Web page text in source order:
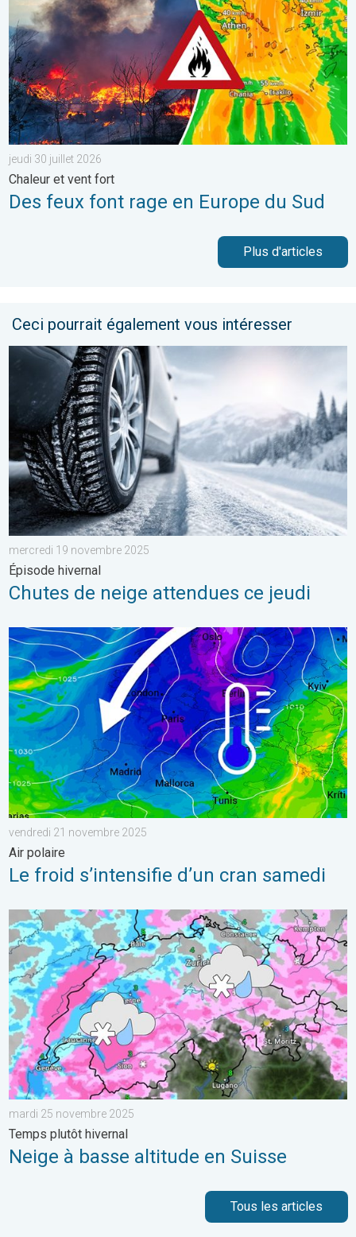
jeudi 30 juillet 2026
Chaleur et vent fort
Des feux font rage en Europe du Sud
Plus d'articles
Ceci pourrait également vous intéresser
Chutes de neige attendues ce jeudi. Épisode hivernal. . .
mercredi 19 novembre 2025
Épisode hivernal
Chutes de neige attendues ce jeudi
Le froid s’intensifie d’un cran samedi. Air polaire. . . vendredi
vendredi 21 novembre 2025
Air polaire
Le froid s’intensifie d’un cran samedi
Neige à basse altitude en Suisse. Temps plutôt hivernal. . .
mardi 25 novembre 2025
Temps plutôt hivernal
Neige à basse altitude en Suisse
Tous les articles